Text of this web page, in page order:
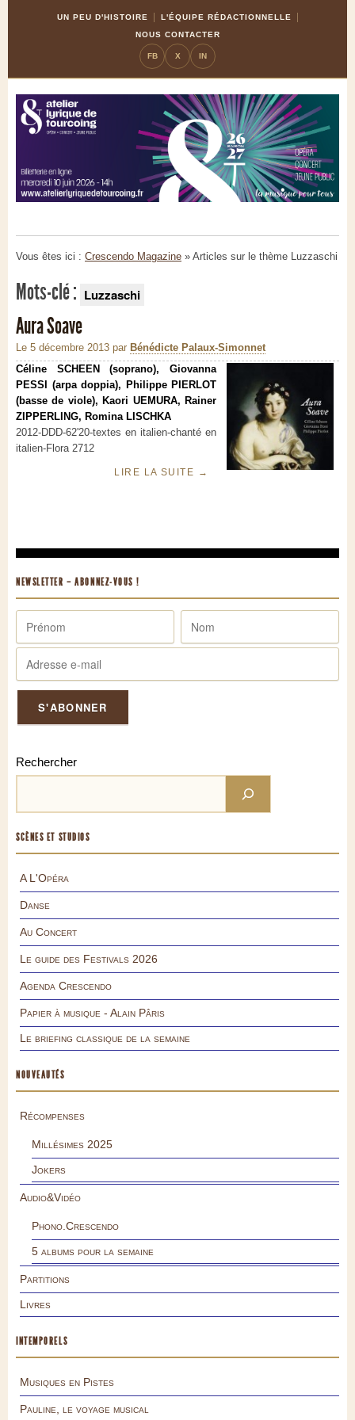
UN PEU D'HISTOIRE
L'ÉQUIPE RÉDACTIONNELLE
NOUS CONTACTER
FB X IN
Vous êtes ici : Crescendo Magazine » Articles sur le thème Luzzaschi
Mots-clé : Luzzaschi
Aura Soave
Le 5 décembre 2013 par Bénédicte Palaux-Simonnet
Céline SCHEEN (soprano), Giovanna
PESSI (arpa doppia), Philippe PIERLOT
(basse de viole), Kaori UEMURA, Rainer
ZIPPERLING, Romina LISCHKA
2012-DDD-62'20-textes en italien-chanté en
italien-Flora 2712
LIRE LA SUITE →
NEWSLETTER – ABONNEZ-VOUS !
Rechercher
SCÈNES ET STUDIOS
A L'Opéra
Danse
Au Concert
Le guide des Festivals 2026
Agenda Crescendo
Papier à musique - Alain Pâris
Le briefing classique de la semaine
NOUVEAUTÉS
Récompenses
Millésimes 2025
Jokers
Audio&Vidéo
Phono.Crescendo
5 albums pour la semaine
Partitions
Livres
INTEMPORELS
Musiques en Pistes
Pauline, le voyage musical